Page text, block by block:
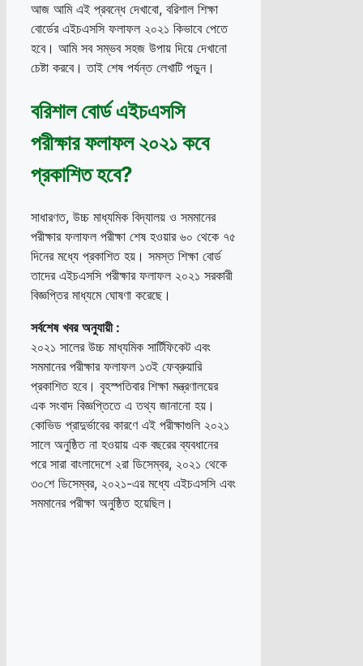
আজ আমি এই প্রবন্ধে দেখাবো, বরিশাল শিক্ষা
বোর্ডের এইচএসসি ফলাফল ২০২১ কিভাবে পেতে
হবে। আমি সব সম্ভব সহজ উপায় দিয়ে দেখানো
চেষ্টা করবে। তাই শেষ পর্যন্ত লেখাটি পড়ুন।
বরিশাল বোর্ড এইচএসসি
পরীক্ষার ফলাফল ২০২১ কবে
প্রকাশিত হবে?
সাধারণত, উচ্চ মাধ্যমিক বিদ্যালয় ও সমমানের
পরীক্ষার ফলাফল পরীক্ষা শেষ হওয়ার ৬০ থেকে ৭৫
দিনের মধ্যে প্রকাশিত হয়। সমস্ত শিক্ষা বোর্ড
তাদের এইচএসসি পরীক্ষার ফলাফল ২০২১ সরকারী
বিজ্ঞপ্তির মাধ্যমে ঘোষণা করেছে।
সর্বশেষ খবর অনুযায়ী:
২০২১ সালের উচ্চ মাধ্যমিক সার্টিফিকেট এবং
সমমানের পরীক্ষার ফলাফল ১৩ই ফেব্রুয়ারি
প্রকাশিত হবে। বৃহস্পতিবার শিক্ষা মন্ত্রণালয়ের
এক সংবাদ বিজ্ঞপ্তিতে এ তথ্য জানানো হয়।
কোভিড প্রাদুর্ভাবের কারণে এই পরীক্ষাগুলি ২০২১
সালে অনুষ্ঠিত না হওয়ায় এক বছরের ব্যবধানের
পরে সারা বাংলাদেশে ২রা ডিসেম্বর, ২০২১ থেকে
৩০শে ডিসেম্বর, ২০২১-এর মধ্যে এইচএসসি এবং
সমমানের পরীক্ষা অনুষ্ঠিত হয়েছিল।